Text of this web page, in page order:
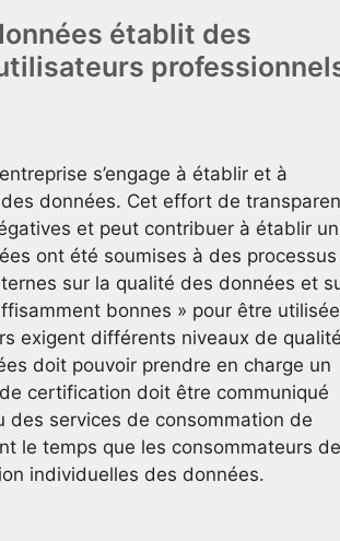
établit des
s’engage à établir et à
données. Cet effort de
et peut contribuer à établir un
ont été soumises à des processus
sur la qualité des données et
bonnes » pour être
exigent différents niveaux de
doit pouvoir prendre en charge un
certification doit être communiqué
des services de consommation de
le temps que les consommateurs de
individuelles des données.